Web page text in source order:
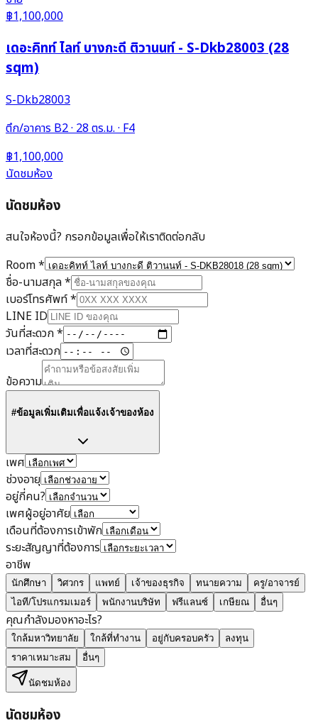
฿1,100,000
เดอะคิทท์ ไลท์ บางกะดี ติวานนท์ - S-Dkb28003 (28
sqm)
S-Dkb28003
ตึก/อาคาร B2 · 28 ตร.ม. · F4
฿1,100,000
นัดชมห้อง
นัดชมห้อง
สนใจห้องนี้? กรอกข้อมูลเพื่อให้เราติดต่อกลับ
Room*
ชื่อ-นามสกุล*
เบอร์โทรศัพท์*
LINE ID
วันที่สะดวก*
เวลาที่สะดวก
ข้อความ
#ข้อมูลเพิ่มเติมเพื่อแจ้งเจ้าของห้อง
เพศ
ช่วงอายุ
อยู่กี่คน?
เพศผู้อยู่อาศัย
เดือนที่ต้องการเข้าพัก
ระยะสัญญาที่ต้องการ
อาชีพ
นักศึกษา วิศวกร แพทย์ เจ้าของธุรกิจ ทนายความ
ครู/อาจารย์
ไอที/โปรแกรมเมอร์
พนักงานบริษัท ฟรีแลนซ์ เกษียณ อื่นๆ
คุณกำลังมองหาอะไร?
ใกล้มหาวิทยาลัย ใกล้ที่ทำงาน อยู่กับครอบครัว
ลงทุน
ราคาเหมาะสม
อื่นๆ
นัดชมห้อง
นัดชมห้อง